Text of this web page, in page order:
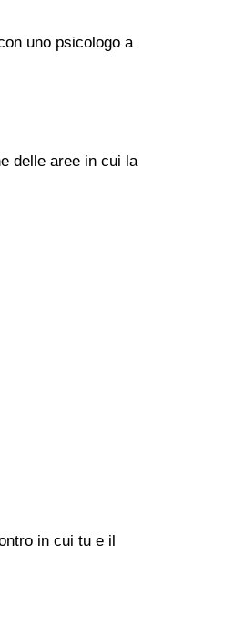
uno psicologo a
delle aree in cui la
in cui tu e il